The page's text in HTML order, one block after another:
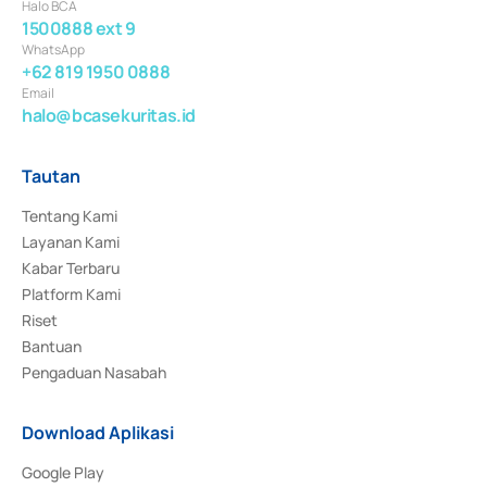
Halo BCA
1500888 ext 9
WhatsApp
+62 819 1950 0888
Email
halo@bcasekuritas.id
Tautan
Tentang Kami
Layanan Kami
Kabar Terbaru
Platform Kami
Riset
Bantuan
Pengaduan Nasabah
Download Aplikasi
Google Play